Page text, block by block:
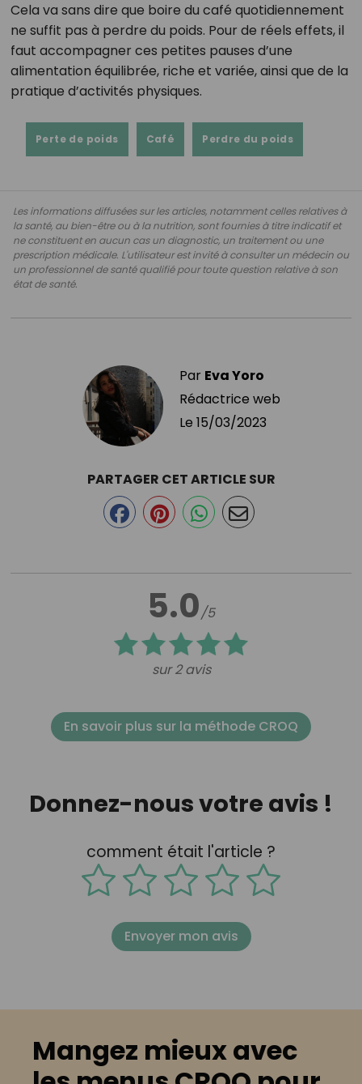
Cela va sans dire que boire du café quotidiennement
ne suffit pas à perdre du poids. Pour de réels effets, il
faut accompagner ces petites pauses d’une
alimentation équilibrée, riche et variée, ainsi que de la
pratique d’activités physiques.
Perte de poids Café Perdre du poids
Les informations diffusées sur les articles, notamment celles relatives à
la santé, au bien-être ou à la nutrition, sont fournies à titre indicatif et
ne constituent en aucun cas un diagnostic, un traitement ou une
prescription médicale. L'utilisateur est invité à consulter un médecin ou
un professionnel de santé qualifié pour toute question relative à son
état de santé.
Par Eva Yoro
Rédactrice web
Le 15/03/2023
5.0/5
sur 2 avis
PARTAGER CET ARTICLE SUR
En savoir plus sur la méthode CROQ
Donnez-nous votre avis !
comment était l'article ?
Envoyer mon avis
Mangez mieux avec